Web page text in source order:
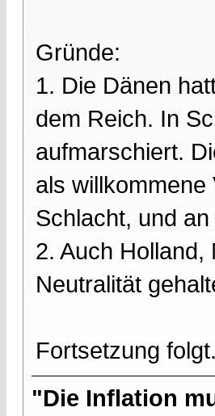
Gründe:
1. Die Dänen
dem Reich. In
aufmarschiert.
als
Schlacht, und
2. Auch
Neutralität
Fortsetzung folgt.
"Die Inflation